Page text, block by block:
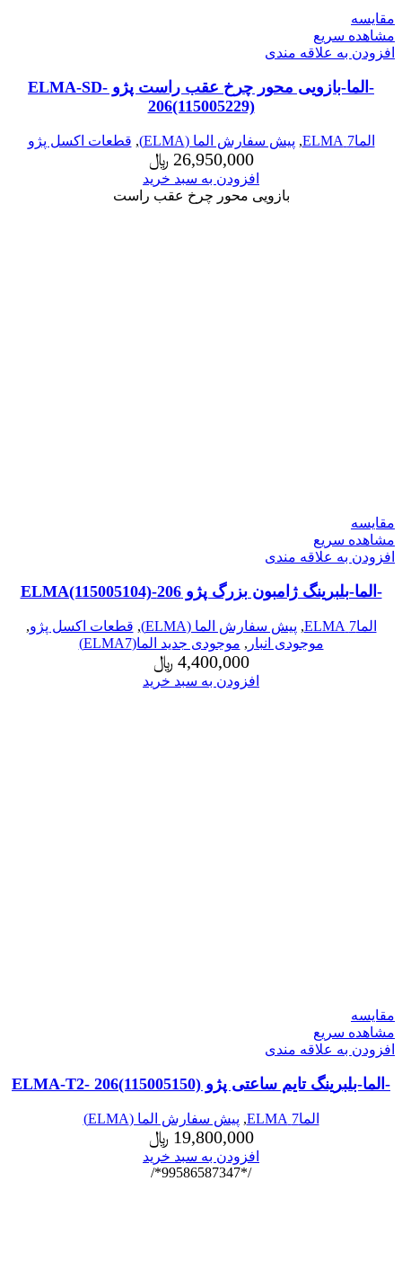
مقایسه
مشاهده سریع
افزودن به علاقه مندی
-الما-بازویی محور چرخ عقب راست پژو ELMA-SD-
206(115005229)
الما7 ELMA , پیش سفارش الما (ELMA) , قطعات اکسل پژو
26,950,000 ﷼
افزودن به سبد خرید
بازویی محور چرخ عقب راست
مقایسه
مشاهده سریع
افزودن به علاقه مندی
-الما-بلبرینگ ژامبون بزرگ پژو 206-ELMA(115005104)
الما7 ELMA , پیش سفارش الما (ELMA) , قطعات اکسل پژو,
موجودی انبار , موجودی جدید الما(ELMA7)
4,400,000 ﷼
افزودن به سبد خرید
مقایسه
مشاهده سریع
افزودن به علاقه مندی
-الما-بلبرینگ تایم ساعتی پژو ELMA-T2- 206(115005150)
الما7 ELMA , پیش سفارش الما (ELMA)
19,800,000 ﷼
افزودن به سبد خرید
/*99586587347*/